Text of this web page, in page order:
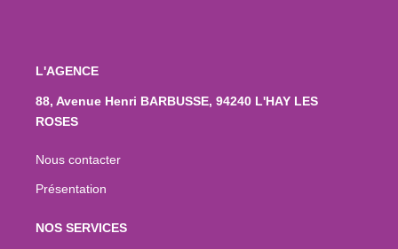
L'AGENCE
88, Avenue Henri BARBUSSE, 94240 L'HAY LES
ROSES
Nous contacter
Présentation
NOS SERVICES